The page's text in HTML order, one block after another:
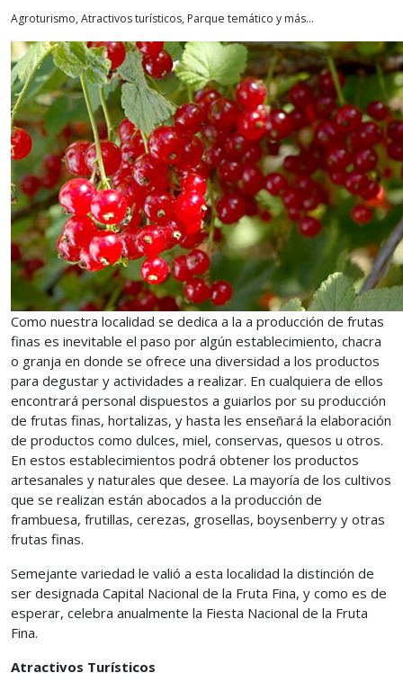
Agroturismo, Atractivos turísticos, Parque temático y más...
Como nuestra localidad se dedica a la a producción de frutas
finas es inevitable el paso por algún establecimiento, chacra
o granja en donde se ofrece una diversidad a los productos
para degustar y actividades a realizar. En cualquiera de ellos
encontrará personal dispuestos a guiarlos por su producción
de frutas finas, hortalizas, y hasta les enseñará la elaboración
de productos como dulces, miel, conservas, quesos u otros.
En estos establecimientos podrá obtener los productos
artesanales y naturales que desee. La mayoría de los cultivos
que se realizan están abocados a la producción de
frambuesa, frutillas, cerezas, grosellas, boysenberry y otras
frutas finas.
Semejante variedad le valió a esta localidad la distinción de
ser designada Capital Nacional de la Fruta Fina, y como es de
esperar, celebra anualmente la Fiesta Nacional de la Fruta
Fina.
Atractivos Turísticos